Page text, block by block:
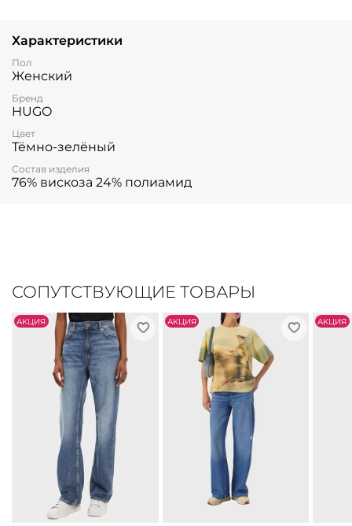
Характеристики
Пол
Женский
Бренд
HUGO
Цвет
Тёмно-зелёный
Состав изделия
76% вискоза 24% полиамид
СОПУТСТВУЮЩИЕ ТОВАРЫ
АKЦИЯ АKЦИЯ АKЦИЯ